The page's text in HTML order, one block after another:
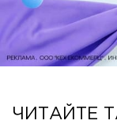
ЧИТАЙТЕ